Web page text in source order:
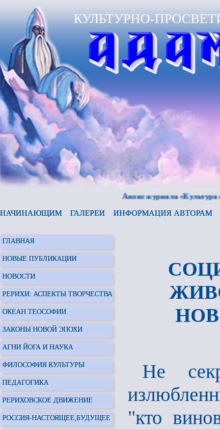
КУЛЬТУРНО-
Анонс журнала «Культура и
НАЧИНАЮЩИМ ГАЛЕРЕИ ИНФОРМАЦИЯ АВТОРАМ
ГЛАВНАЯ
НОВЫЕ ПУБЛИКАЦИИ
НОВОСТИ
РЕРИХИ: АСПЕКТЫ ТВОРЧЕСТВА
ОКЕАН ТЕОСОФИИ
ЗАКОНЫ НОВОЙ ЭПОХИ
АГНИ ЙОГА И НАУКА
ФИЛОСОФИЯ КУЛЬТУРЫ
ПЕДАГОГИКА
РЕРИХОВСКОЕ ДВИЖЕНИЕ
РОССИЯ-НАСТОЯЩЕЕ,БУДУЩЕЕ
Не
"кто